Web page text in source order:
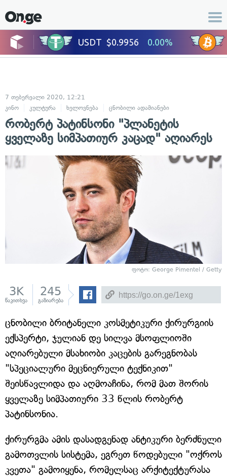
7 თებერვალი 2020, 12:21
კინო
კულტურა ხელოვნება ცნობილი ადამიანები
რობერტ პატინსონი "პლანეტის
ყველაზე სიმპათიურ კაცად" აღიარეს
ფოტო: George Pimentel / Getty
3K
წაკითხვა
245
გაზიარება
ცნობილი ბრიტანელი კოსმეტიკური ქირურგიის
ექსპერტი, ჯულიან დე სილვა მსოფლიოში
აღიარებული მსახიობი კაცების გარეგნობას
"სპეციალური მეცნიერული ტექნიკით"
შეისწავლიდა და აღმოაჩინა, რომ მათ შორის
ყველაზე სიმპათიური 33 წლის რობერტ
პატინსონია.
ქირურგმა ამის დასადგენად ანტიკური ბერძნული
გამოთვლის სისტემა, ეგრეთ წოდებული "ოქროს
კვეთა" გამოიყენა, რომელსაც არქიტექტურასა